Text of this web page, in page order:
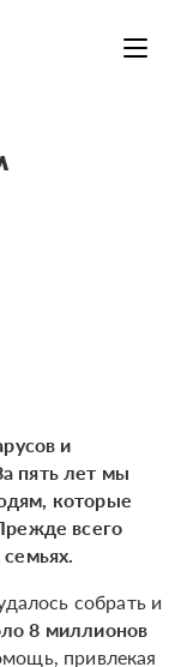
и
пять лет мы
которые
всего
собрать и
8 миллионов
привлекая